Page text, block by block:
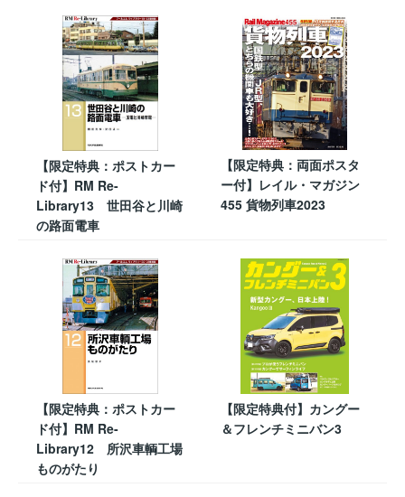
【限定特典：ポストカー
ド付】RM Re-
Library13 世田谷と川崎
の路面電車
【限定特典：両面ポスタ
ー付】レイル・マガジン
455 貨物列車2023
【限定特典：ポストカー
ド付】RM Re-
Library12 所沢車輌工場
ものがたり
【限定特典付】カングー
＆フレンチミニバン3